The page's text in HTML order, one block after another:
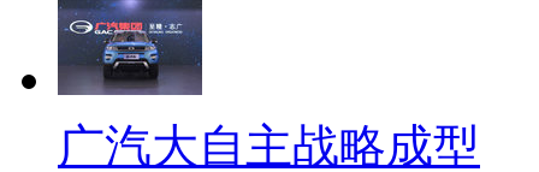
广汽大自主战略成型